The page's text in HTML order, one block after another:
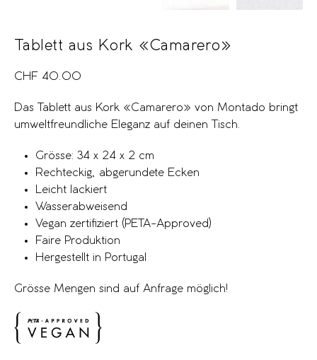
Tablett aus Kork «Camarero»
CHF 40.00
Das Tablett aus Kork «Camarero» von Montado bringt
umweltfreundliche Eleganz auf deinen Tisch.
Grösse: 34 x 24 x 2 cm
Rechteckig, abgerundete Ecken
Leicht lackiert
Wasserabweisend
Vegan zertifiziert (PETA-Approved)
Faire Produktion
Hergestellt in Portugal
Grösse Mengen sind auf Anfrage möglich!